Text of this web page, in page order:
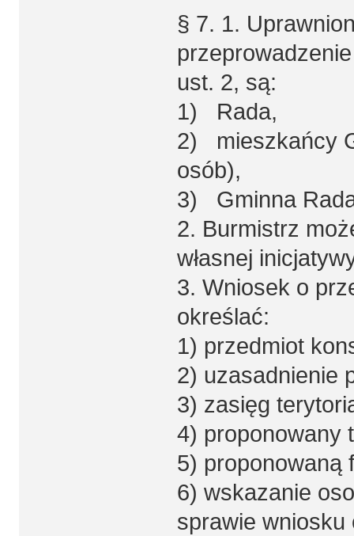
§ 7. 1.
ust. 2, są:
1) Rada,
2) mieszkańcy
osób),
3) Gminna
2. Burmistrz
własnej
3. Wniosek o
określać:
1) przedmiot
2) uzasadnienie
3) zasięg
4) proponowany
5) proponowaną
6) wskazanie
sprawie wniosku